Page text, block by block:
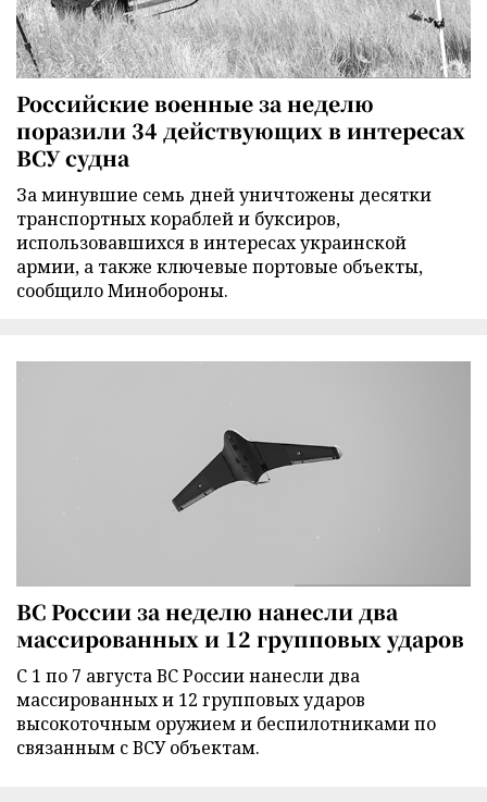
Российские военные за неделю
поразили 34 действующих в интересах
ВСУ судна
За минувшие семь дней уничтожены десятки
транспортных кораблей и буксиров,
использовавшихся в интересах украинской
армии, а также ключевые портовые объекты,
сообщило Минобороны.
ВС России за неделю нанесли два
массированных и 12 групповых ударов
С 1 по 7 августа ВС России нанесли два
массированных и 12 групповых ударов
высокоточным оружием и беспилотниками по
связанным с ВСУ объектам.